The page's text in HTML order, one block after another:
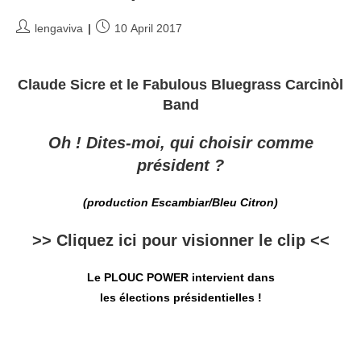
Postlengaviva
Post10 April 2017
Claude Sicre et le Fabulous Bluegrass Carcinòl
Band
Oh ! Dites-moi, qui choisir comme
président ?
(production Escambiar/Bleu Citron)
>> Cliquez ici pour visionner le clip <<
Le PLOUC POWER intervient dans
les élections présidentielles !